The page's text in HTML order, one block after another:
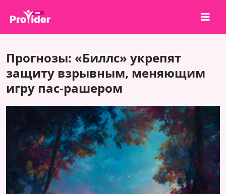
О нас
Войти
Регистрация
API
Условия
Блог
Прогнозы: «Биллс» укрепят
защиту взрывным, меняющим
игру паc-рашером